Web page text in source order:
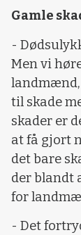
Gamle
-
Men vi
til skade
skader er
at få gjort
det bare
der blandt
for
- Det